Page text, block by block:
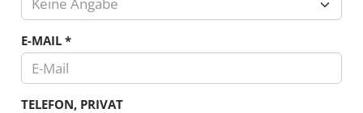
E-MAIL *
TELEFON, PRIVAT